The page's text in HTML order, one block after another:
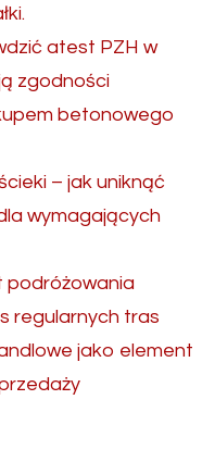
atest PZH w
zgodności
betonowego
– jak uniknąć
wymagających
podróżowania
regularnych tras
jako element